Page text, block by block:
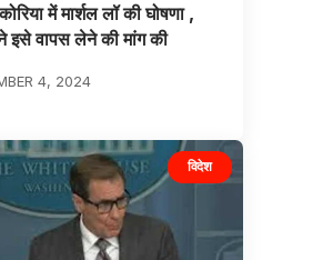
में मार्शल लॉ की घोषणा ,
इसे वापस लेने की मांग की
4, 2024
विदेश